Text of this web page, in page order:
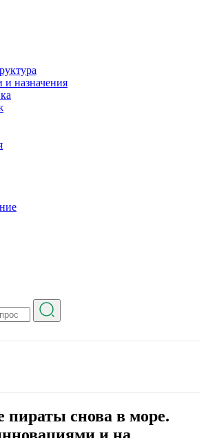
и назначения
пираты снова в море.